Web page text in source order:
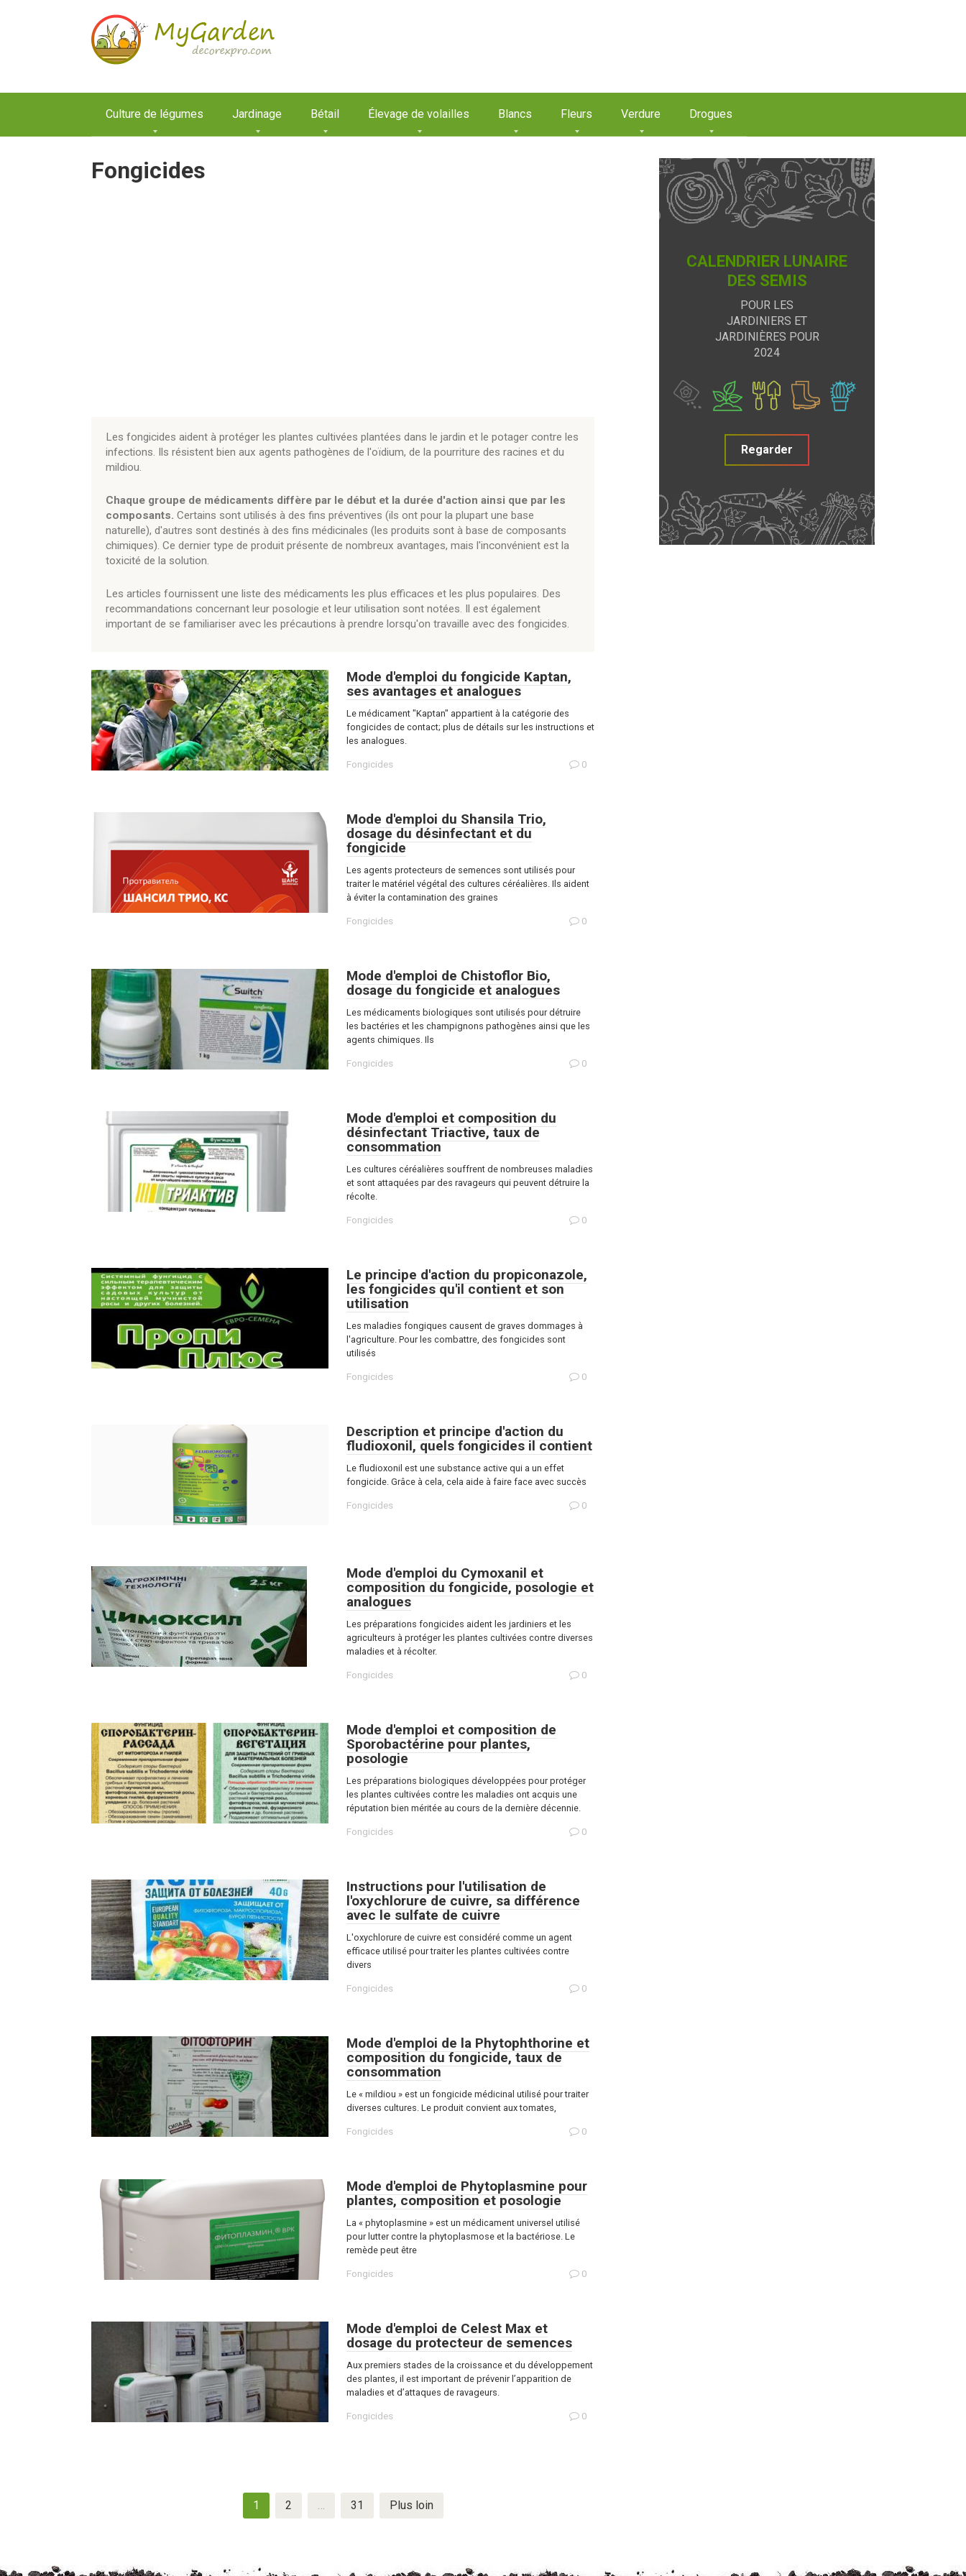
Culture de légumes Jardinage Bétail Élevage de volailles Blancs Fleurs Verdure Drogues
Fongicides
Les fongicides aident à protéger les plantes cultivées plantées dans le jardin et le potager contre les
infections. Ils résistent bien aux agents pathogènes de l'oïdium, de la pourriture des racines et du
mildiou.
Chaque groupe de médicaments diffère par le début et la durée d'action ainsi que par les
composants. Certains sont utilisés à des fins préventives (ils ont pour la plupart une base
naturelle), d'autres sont destinés à des fins médicinales (les produits sont à base de composants
chimiques). Ce dernier type de produit présente de nombreux avantages, mais l'inconvénient est la
toxicité de la solution.
Les articles fournissent une liste des médicaments les plus efficaces et les plus populaires. Des
recommandations concernant leur posologie et leur utilisation sont notées. Il est également
important de se familiariser avec les précautions à prendre lorsqu'on travaille avec des fongicides.
Mode d'emploi du fongicide Kaptan,
ses avantages et analogues
Le médicament "Kaptan" appartient à la catégorie des
fongicides de contact; plus de détails sur les instructions et
les analogues.
Fongicides 0
Mode d'emploi du Shansila Trio,
dosage du désinfectant et du
fongicide
Les agents protecteurs de semences sont utilisés pour
traiter le matériel végétal des cultures céréalières. Ils aident
à éviter la contamination des graines
Fongicides 0
Mode d'emploi de Chistoflor Bio,
dosage du fongicide et analogues
Les médicaments biologiques sont utilisés pour détruire
les bactéries et les champignons pathogènes ainsi que les
agents chimiques. Ils
Fongicides 0
Mode d'emploi et composition du
désinfectant Triactive, taux de
consommation
Les cultures céréalières souffrent de nombreuses maladies
et sont attaquées par des ravageurs qui peuvent détruire la
récolte.
Fongicides 0
Le principe d'action du propiconazole,
les fongicides qu'il contient et son
utilisation
Les maladies fongiques causent de graves dommages à
l'agriculture. Pour les combattre, des fongicides sont
utilisés
Fongicides 0
Description et principe d'action du
fludioxonil, quels fongicides il contient
Le fludioxonil est une substance active qui a un effet
fongicide. Grâce à cela, cela aide à faire face avec succès
Fongicides 0
Mode d'emploi du Cymoxanil et
composition du fongicide, posologie et
analogues
Les préparations fongicides aident les jardiniers et les
agriculteurs à protéger les plantes cultivées contre diverses
maladies et à récolter.
Fongicides 0
Mode d'emploi et composition de
Sporobactérine pour plantes,
posologie
Les préparations biologiques développées pour protéger
les plantes cultivées contre les maladies ont acquis une
réputation bien méritée au cours de la dernière décennie.
Fongicides 0
Instructions pour l'utilisation de
l'oxychlorure de cuivre, sa différence
avec le sulfate de cuivre
L'oxychlorure de cuivre est considéré comme un agent
efficace utilisé pour traiter les plantes cultivées contre
divers
Fongicides 0
Mode d'emploi de la Phytophthorine et
composition du fongicide, taux de
consommation
Le « mildiou » est un fongicide médicinal utilisé pour traiter
diverses cultures. Le produit convient aux tomates,
Fongicides 0
Mode d'emploi de Phytoplasmine pour
plantes, composition et posologie
La « phytoplasmine » est un médicament universel utilisé
pour lutter contre la phytoplasmose et la bactériose. Le
remède peut être
Fongicides 0
Mode d'emploi de Celest Max et
dosage du protecteur de semences
Aux premiers stades de la croissance et du développement
des plantes, il est important de prévenir l’apparition de
maladies et d’attaques de ravageurs.
Fongicides 0
1 2 … 31 Plus loin
CALENDRIER LUNAIRE
DES SEMIS
POUR LES
JARDINIERS ET
JARDINIÈRES POUR
2024
Regarder